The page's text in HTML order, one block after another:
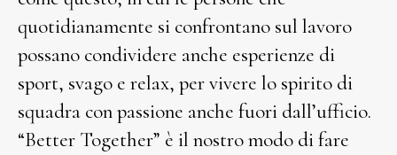
quotidianamente si confrontano sul lavoro
possano condividere anche esperienze di
sport, svago e relax, per vivere lo spirito di
squadra con passione anche fuori dall’ufficio.
“Better Together” è il nostro modo di fare